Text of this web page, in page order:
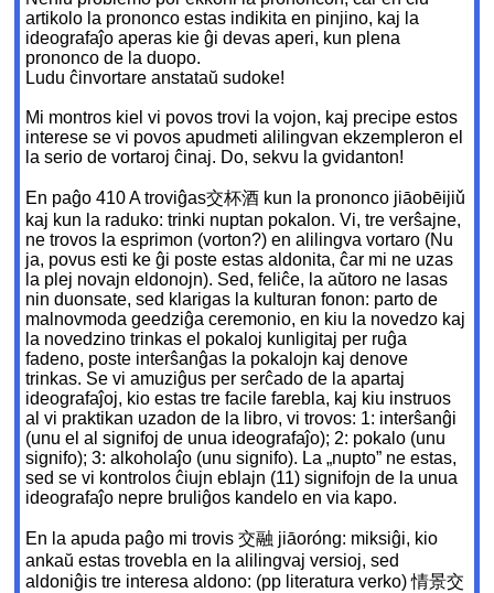
artikolo la prononco estas indikita en pinjino, kaj la
ideografaĵo aperas kie ĝi devas aperi, kun plena
prononco de la duopo.
Ludu ĉinvortare anstataŭ sudoke!
Mi montros kiel vi povos trovi la vojon, kaj precipe estos
interese se vi povos apudmeti alilingvan ekzempleron el
la serio de vortaroj ĉinaj. Do, sekvu la gvidanton!
En paĝo 410 A troviĝas交杯酒 kun la prononco jiāobēijiǔ
kaj kun la raduko: trinki nuptan pokalon. Vi, tre verŝajne,
ne trovos la esprimon (vorton?) en alilingva vortaro (Nu
ja, povus esti ke ĝi poste estas aldonita, ĉar mi ne uzas
la plej novajn eldonojn). Sed, feliĉe, la aŭtoro ne lasas
nin duonsate, sed klarigas la kulturan fonon: parto de
malnovmoda geedziĝa ceremonio, en kiu la novedzo kaj
la novedzino trinkas el pokaloj kunligitaj per ruĝa
fadeno, poste interŝanĝas la pokalojn kaj denove
trinkas. Se vi amuziĝus per serĉado de la apartaj
ideografaĵoj, kio estas tre facile farebla, kaj kiu instruos
al vi praktikan uzadon de la libro, vi trovos: 1: interŝanĝi
(unu el al signifoj de unua ideografaĵo); 2: pokalo (unu
signifo); 3: alkoholaĵo (unu signifo). La „nupto” ne estas,
sed se vi kontrolos ĉiujn eblajn (11) signifojn de la unua
ideografaĵo nepre bruliĝos kandelo en via kapo.
En la apuda paĝo mi trovis 交融 jiāoróng: miksiĝi, kio
ankaŭ estas trovebla en la alilingvaj versioj, sed
aldoniĝis tre interesa aldono: (pp literatura verko) 情景交